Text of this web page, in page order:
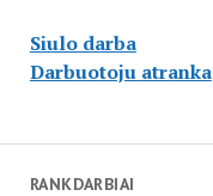
Siulo darba
Darbuotoju atranka
RANKDARBIAI